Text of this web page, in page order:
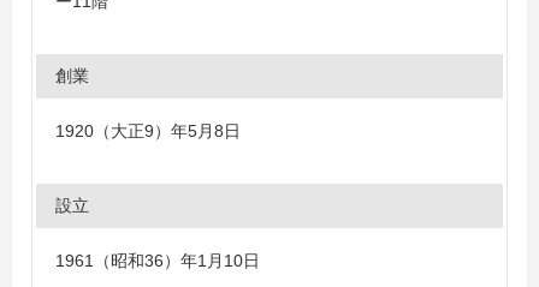
創業
1920（大正9）年5月8日
設立
1961（昭和36）年1月10日